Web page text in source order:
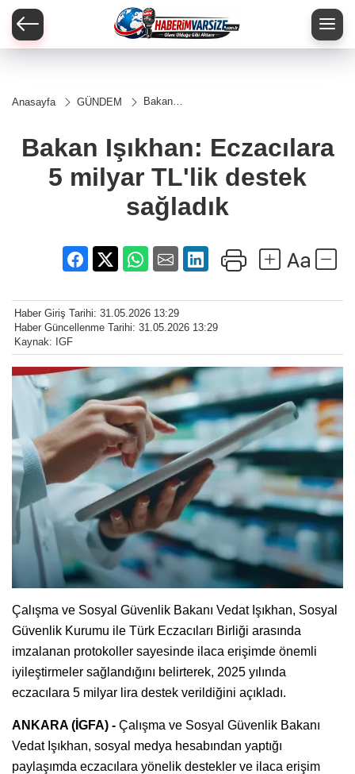
Anasayfa GÜNDEM
Bakan
5 milyar
TL'lik
sağladık
Bakan Işıkhan: Eczacılara
5 milyar TL'lik destek
sağladık
Haber Giriş Tarihi: 31.05.2026 13:29
Haber Güncellenme Tarihi: 31.05.2026 13:29
Kaynak: IGF
Çalışma ve Sosyal Güvenlik Bakanı Vedat Işıkhan, Sosyal
Güvenlik Kurumu ile Türk Eczacıları Birliği arasında
imzalanan protokoller sayesinde ilaca erişimde önemli
iyileştirmeler sağlandığını belirterek, 2025 yılında
eczacılara 5 milyar lira destek verildiğini açıkladı.
ANKARA (İGFA) - Çalışma ve Sosyal Güvenlik Bakanı
Vedat Işıkhan, sosyal medya hesabından yaptığı
paylaşımda eczacılara yönelik destekler ve ilaca erişim